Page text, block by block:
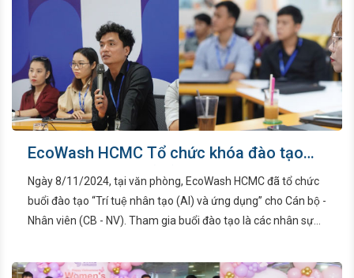
EcoWash HCMC Tổ chức khóa đào tạo
“Trí tuệ nhân tạo (AI) và ứng dụng”
Ngày 8/11/2024, tại văn phòng, EcoWash HCMC đã tổ chức
buổi đào tạo “Trí tuệ nhân tạo (AI) và ứng dụng” cho Cán bộ -
Nhân viên (CB - NV). Tham gia buổi đào tạo là các nhân sự
HCMC.